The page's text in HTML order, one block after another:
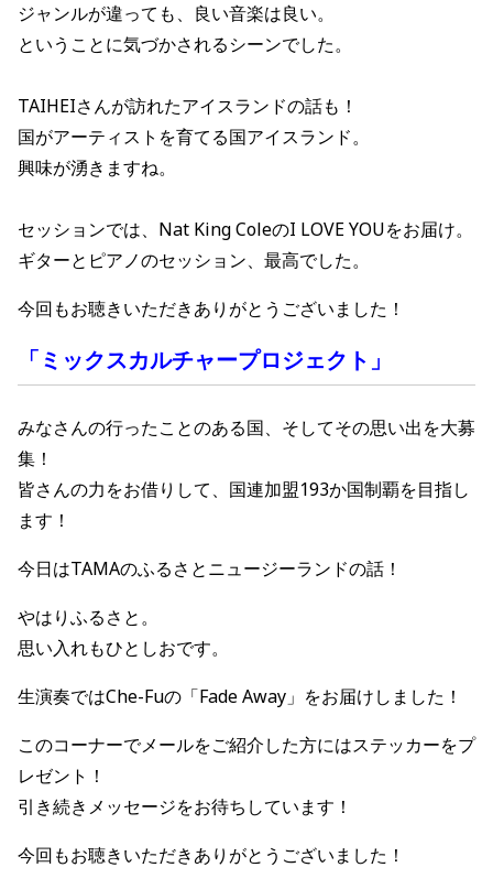
ジャンルが違っても、良い音楽は良い。
ということに気づかされるシーンでした。
TAIHEIさんが訪れたアイスランドの話も！
国がアーティストを育てる国アイスランド。
興味が湧きますね。
セッションでは、Nat King ColeのI LOVE YOUをお届け。
ギターとピアノのセッション、最高でした。
今回もお聴きいただきありがとうございました！
「ミックスカルチャープロジェクト」
みなさんの行ったことのある国、そしてその思い出を大募
集！
皆さんの力をお借りして、国連加盟193か国制覇を目指し
ます！
今日はTAMAのふるさとニュージーランドの話！
やはりふるさと。
思い入れもひとしおです。
生演奏ではChe-Fuの「Fade Away 」をお届けしました！
このコーナーでメールをご紹介した方にはステッカーをプ
レゼント！
引き続きメッセージをお待ちしています！
今回もお聴きいただきありがとうございました！